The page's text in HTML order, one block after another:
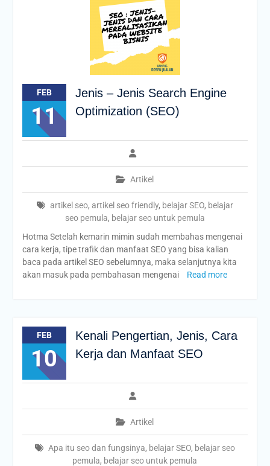
FEB
11
Jenis – Jenis Search Engine
Optimization (SEO)
Artikel
artikel seo, artikel seo friendly, belajar SEO, belajar
seo pemula, belajar seo untuk pemula
Hotma Setelah kemarin mimin sudah membahas mengenai
cara kerja, tipe trafik dan manfaat SEO yang bisa kalian
baca pada artikel SEO sebelumnya, maka selanjutnya kita
akan masuk pada pembahasan mengenai
Read more
FEB
10
Kenali Pengertian, Jenis, Cara
Kerja dan Manfaat SEO
Artikel
Apa itu seo dan fungsinya, belajar SEO, belajar seo
pemula, belajar seo untuk pemula